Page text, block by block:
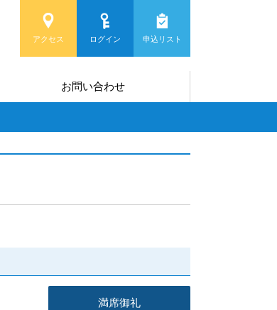
アクセス ログイン 申込リスト
お問い合わせ
満席御礼